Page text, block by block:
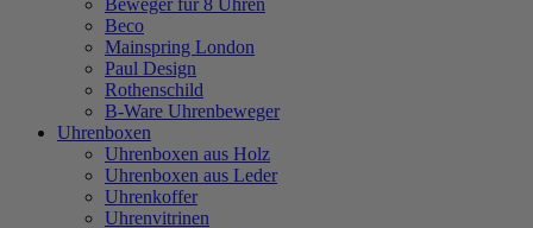
Beweger für 8 Uhren
Beco
Mainspring London
Paul Design
Rothenschild
B-Ware Uhrenbeweger
Uhrenboxen
Uhrenboxen aus Holz
Uhrenboxen aus Leder
Uhrenkoffer
Uhrenvitrinen